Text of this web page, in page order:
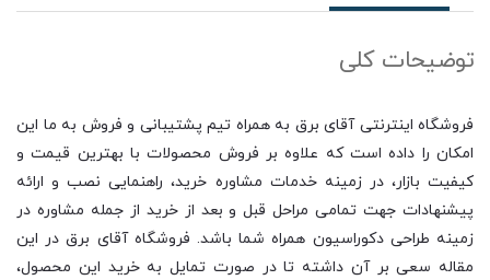
توضیحات کلی
فروشگاه اینترنتی آقای برق به همراه تیم پشتیبانی و فروش به ما این
امکان را داده است که علاوه بر فروش محصولات با بهترین قیمت و
کیفیت بازار، در زمینه خدمات مشاوره خرید، راهنمایی نصب و ارائه
پیشنهادات جهت تمامی مراحل قبل و بعد از خرید از جمله مشاوره در
زمینه طراحی دکوراسیون همراه شما باشد. فروشگاه آقای برق در این
مقاله سعی بر آن داشته تا در صورت تمایل به خرید این محصول،